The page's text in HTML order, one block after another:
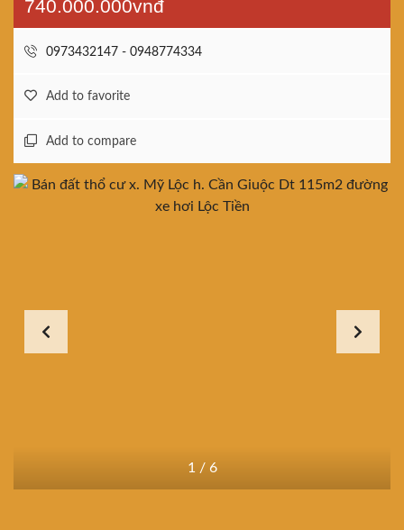
740.000.000vnđ
0973432147 - 0948774334
Add to favorite
Add to compare
1 / 6